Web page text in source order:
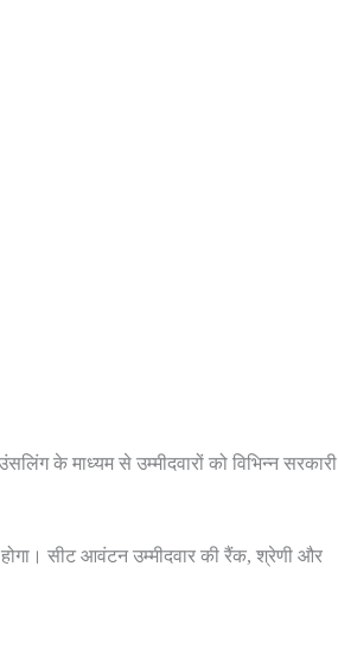
के माध्यम से उम्मीदवारों को विभिन्न सरकारी
सीट आवंटन उम्मीदवार की रैंक, श्रेणी और